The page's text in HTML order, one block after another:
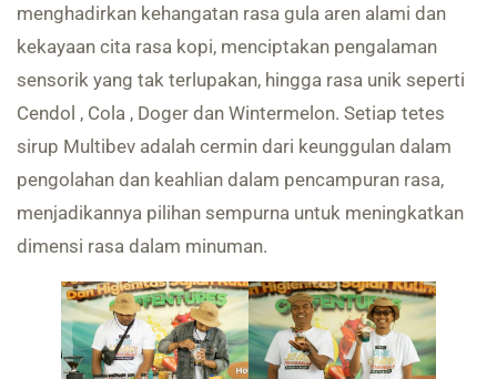
menghadirkan kehangatan rasa gula aren alami dan
kekayaan cita rasa kopi, menciptakan pengalaman
sensorik yang tak terlupakan, hingga rasa unik seperti
Cendol , Cola , Doger dan Wintermelon. Setiap tetes
sirup Multibev adalah cermin dari keunggulan dalam
pengolahan dan keahlian dalam pencampuran rasa,
menjadikannya pilihan sempurna untuk meningkatkan
dimensi rasa dalam minuman.